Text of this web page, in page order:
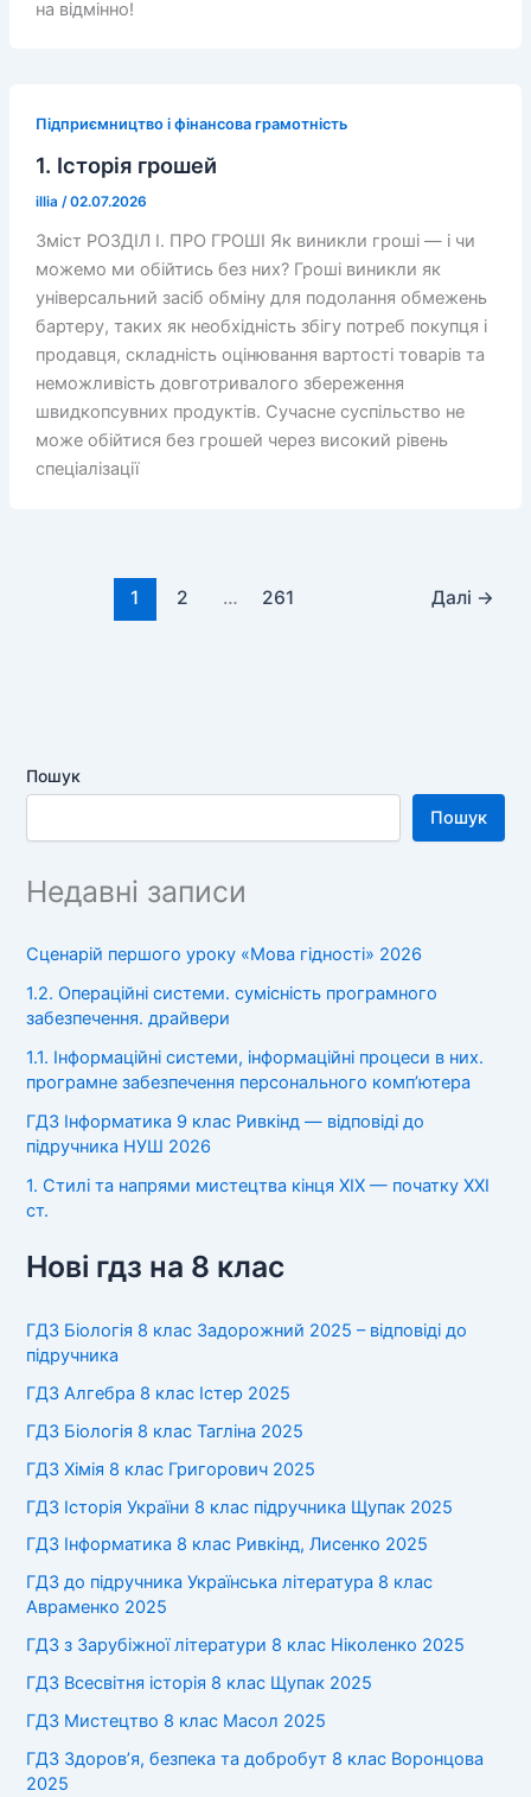
на відмінно!
Підприємництво і фінансова грамотність
1. Історія грошей
illia /02.07.2026
Зміст РОЗДІЛ І. ПРО ГРОШІ Як виникли гроші ― і чи
можемо ми обійтись без них? Гроші виникли як
універсальний засіб обміну для подолання обмежень
бартеру, таких як необхідність збігу потреб покупця і
продавця, складність оцінювання вартості товарів та
неможливість довготривалого збереження
швидкопсувних продуктів. Сучасне суспільство не
може обійтися без грошей через високий рівень
спеціалізації
1 2 … 261 Далі →
Пошук
Пошук
Недавні записи
Сценарій першого уроку «Мова гідності» 2026
1.2. Операційні системи. сумісність програмного
забезпечення. драйвери
1.1. Інформаційні системи, інформаційні процеси в них.
програмне забезпечення персонального комп’ютера
ГДЗ Інформатика 9 клас Ривкінд — відповіді до
підручника НУШ 2026
1. Стилі та напрями мистецтва кінця XIX — початку XXI
ст.
Нові гдз на 8 клас
ГДЗ Біологія 8 клас Задорожний 2025 – відповіді до
підручника
ГДЗ Алгебра 8 клас Істер 2025
ГДЗ Біологія 8 клас Тагліна 2025
ГДЗ Хімія 8 клас Григорович 2025
ГДЗ Історія України 8 клас підручника Щупак 2025
ГДЗ Інформатика 8 клас Ривкінд, Лисенко 2025
ГДЗ до підручника Українська література 8 клас
Авраменко 2025
ГДЗ з Зарубіжної літератури 8 клас Ніколенко 2025
ГДЗ Всесвітня історія 8 клас Щупак 2025
ГДЗ Мистецтво 8 клас Масол 2025
ГДЗ Здоров’я, безпека та добробут 8 клас Воронцова
2025